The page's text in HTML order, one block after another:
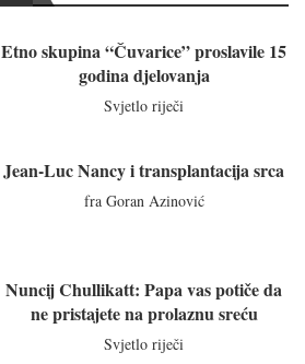
Etno skupina “Čuvarice” proslavile 15
godina djelovanja
Svjetlo riječi
Jean-Luc Nancy i transplantacija srca
fra Goran Azinović
Nuncij Chullikatt: Papa vas potiče da
ne pristajete na prolaznu sreću
Svjetlo riječi